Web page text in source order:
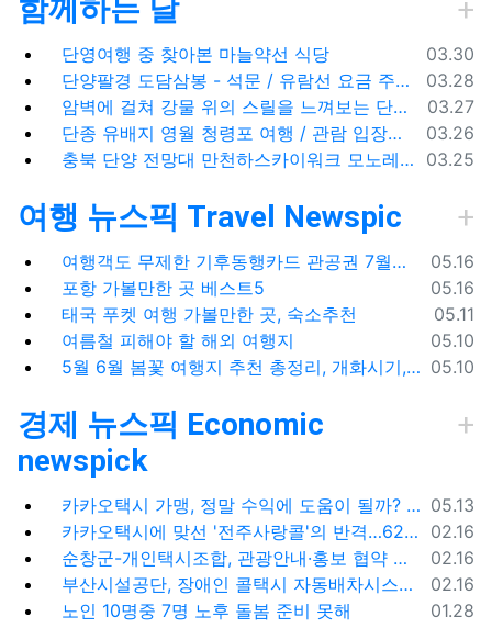
함께하는 날
등록일
03.30
단영여행 중 찾아본 마늘약선 식당
등록일
03.28
단양팔경 도담삼봉 - 석문 / 유람선 요금 주차비
등록일
03.27
암벽에 걸쳐 강물 위의 스릴을 느껴보는 단양 잔도길
등록일
03.26
단종 유배지 영월 청령포 여행 / 관람 입장료 주차장
등록일
03.25
충북 단양 전망대 만천하스카이워크 모노레일 주차장 여행코스
여행 뉴스픽 Travel Newspic
등록일
05.16
여행객도 무제한 기후동행카드 관공권 7월출시
등록일
05.16
포항 가볼만한 곳 베스트5
등록일
05.11
태국 푸켓 여행 가볼만한 곳, 숙소추천
등록일
05.10
여름철 피해야 할 해외 여행지
등록일
05.10
5월 6월 봄꽃 여행지 추천 총정리, 개화시기, 지도공유
경제 뉴스픽 Economic
newspick
등록일
05.13
카카오택시 가맹, 정말 수익에 도움이 될까? '봉이 김선달'식 수수료의 진실
등록일
02.16
카카오택시에 맞선 '전주사랑콜'의 반격…62% 가입해 순항
등록일
02.16
순창군-개인택시조합, 관광안내·홍보 협약 체결
등록일
02.16
부산시설공단, 장애인 콜택시 자동배차시스템 시범 운영
등록일
01.28
노인 10명중 7명 노후 돌봄 준비 못해